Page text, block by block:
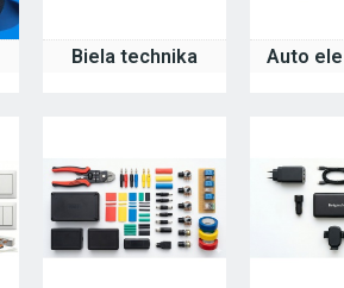
Biela technika Auto